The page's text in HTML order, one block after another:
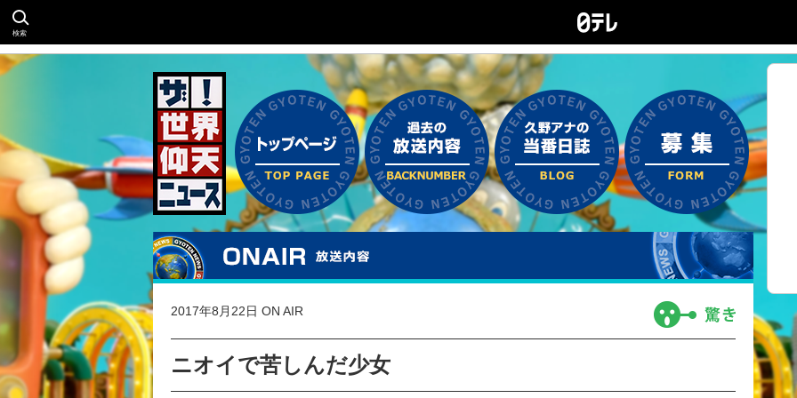
検索
2017年8月22日 ON AIR
ニオイで苦しんだ少女